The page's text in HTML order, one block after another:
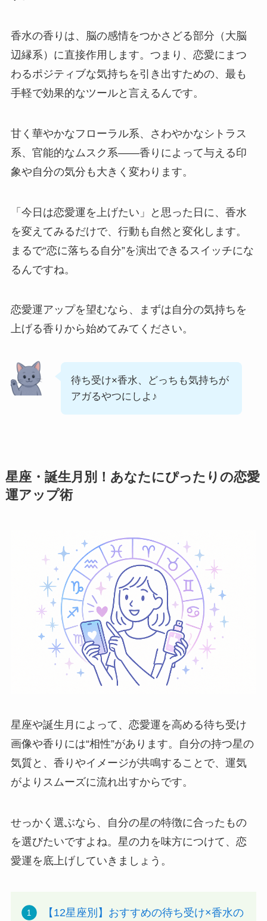
香水の香りは、脳の感情をつかさどる部分（大脳
辺縁系）に直接作用します。つまり、恋愛にまつ
わるポジティブな気持ちを引き出すための、最も
手軽で効果的なツールと言えるんです。
甘く華やかなフローラル系、さわやかなシトラス
系、官能的なムスク系——香りによって与える印
象や自分の気分も大きく変わります。
「今日は恋愛運を上げたい」と思った日に、香水
を変えてみるだけで、行動も自然と変化します。
まるで“恋に落ちる自分”を演出できるスイッチにな
るんですね。
恋愛運アップを望むなら、まずは自分の気持ちを
上げる香りから始めてみてください。
待ち受け×香水、どっちも気持ちが
アガるやつにしよ♪
星座・誕生月別！あなたにぴったりの恋愛
運アップ術
星座や誕生月によって、恋愛運を高める待ち受け
画像や香りには“相性”があります。自分の持つ星の
気質と、香りやイメージが共鳴することで、運気
がよりスムーズに流れ出すからです。
せっかく選ぶなら、自分の星の特徴に合ったもの
を選びたいですよね。星の力を味方につけて、恋
愛運を底上げしていきましょう。
【12星座別】おすすめの待ち受け×香水の